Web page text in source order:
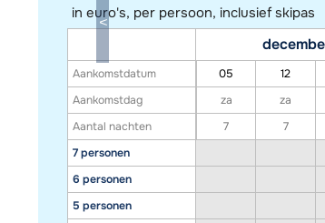
in euro's, per persoon, inclusief skipas
Aankomstdatum
Aankomstdag
Aantal nachten
7 personen
6 personen
5 personen
05 12
za
za
7
7